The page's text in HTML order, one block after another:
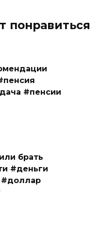
понравиться
#пенсии
брать
#деньги
#доллар